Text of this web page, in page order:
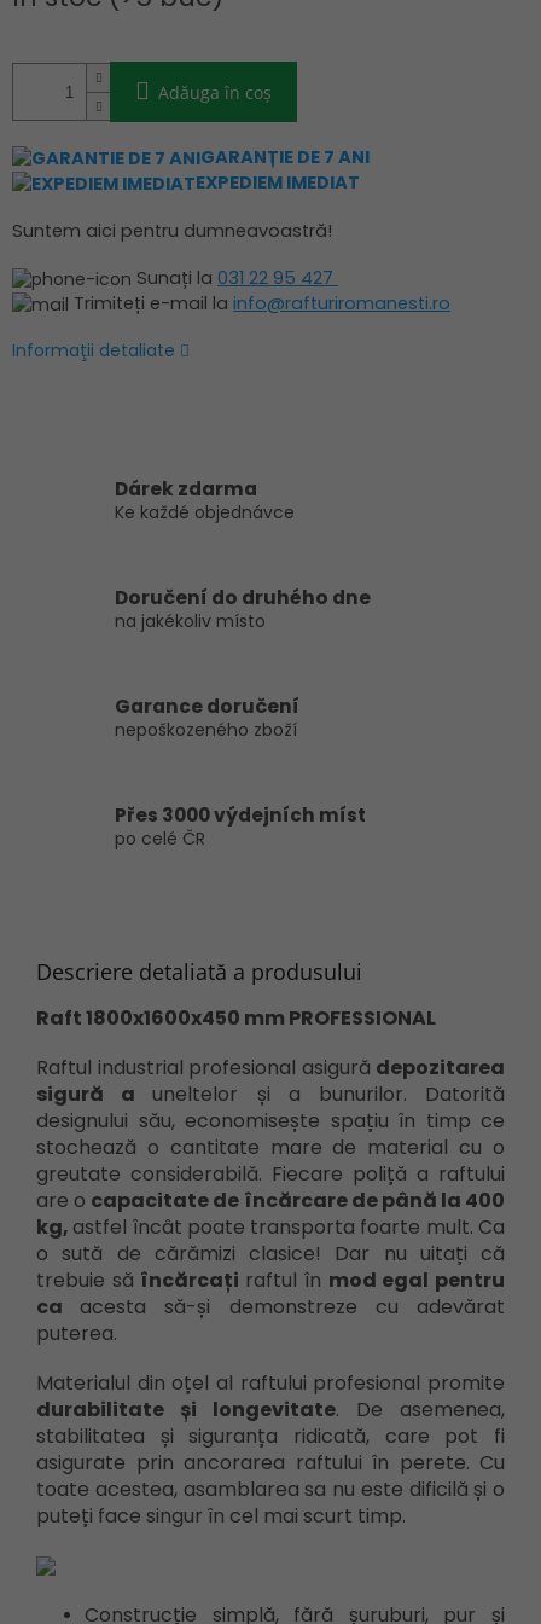
Adăuga în coş
GARANȚIE DE 7 ANI
EXPEDIEM IMEDIAT
Suntem aici pentru dumneavoastră!
Sunați la 031 22 95 427
Trimiteți e-mail la info@rafturiromanesti.ro
Informaţii detaliate
Dárek zdarma
Ke každé objednávce
Doručení do druhého dne
na jakékoliv místo
Garance doručení
nepoškozeného zboží
Přes 3000 výdejních míst
po celé ČR
Descriere detaliată a produsului
Raft 1800x1600x450 mm PROFESSIONAL
Raftul industrial profesional asigură depozitarea
sigură auneltelor și a bunurilor. Datorită
designului său, economisește spațiu în timp ce
stochează o cantitate mare de material cu o
greutate considerabilă. Fiecare poliță a raftului
are o capacitate de încărcare de până la 400
kg, astfel încât poate transporta foarte mult. Ca
o sută de cărămizi clasice! Dar nu uitați că
trebuie să încărcați raftul în mod egal pentru
ca acesta să-și demonstreze cu adevărat
puterea.
Materialul din oțel al raftului profesional promite
durabilitate și longevitate. De asemenea,
stabilitatea și siguranța ridicată, care pot fi
asigurate prin ancorarea raftului în perete. Cu
toate acestea, asamblarea sa nu este dificilă și o
puteți face singur în cel mai scurt timp.
Construcție simplă, fără șuruburi, pur și